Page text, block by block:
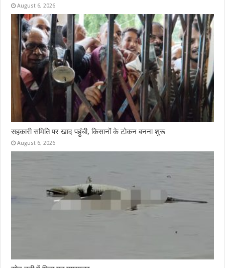
August 6, 2026
सहकारी समिति पर खाद पहुंची, किसानों के टोकन बनना शुरू
August 6, 2026